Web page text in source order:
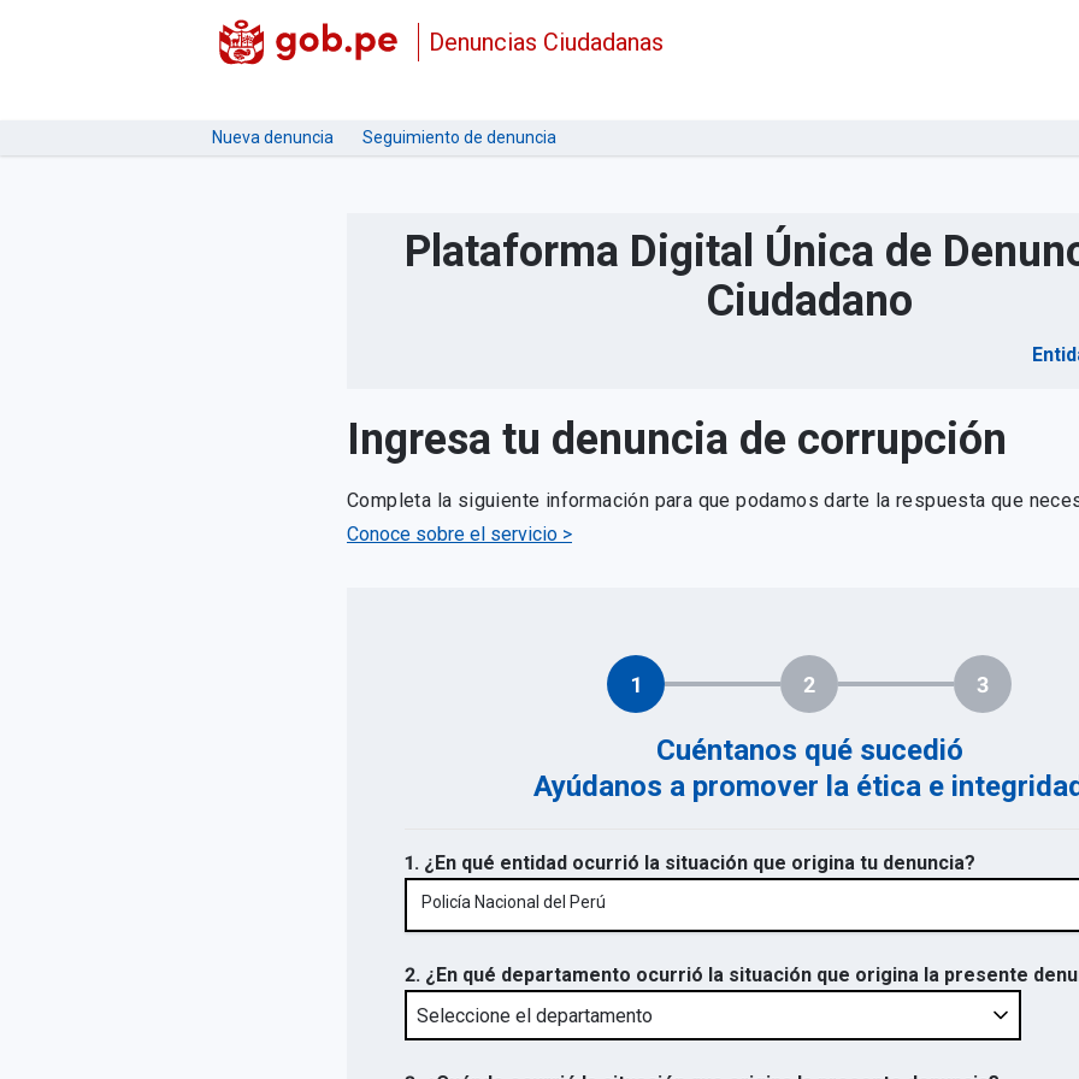
Denuncias Ciudadanas
Nueva denuncia Seguimiento de denuncia
Plataforma Digital Única de
Ciudadano
Ingresa tu denuncia de corrupción
Completa la siguiente información para que podamos darte la respuesta que
Conoce sobre el servicio >
1 2 3
Cuéntanos qué sucedió
Ayúdanos a promover la ética e integridad
1. ¿En qué entidad ocurrió la situación que origina tu denuncia?
Policía Nacional del Perú
2. ¿En qué departamento ocurrió la situación que origina la presente